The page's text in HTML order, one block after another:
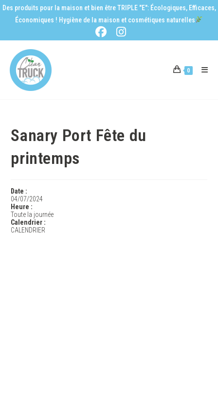
Des produits pour la maison et bien être TRIPLE "E": Écologiques, Efficaces,
Économiques ! Hygiène de la maison et cosmétiques naturelles
0
Sanary Port Fête du
printemps
Date :
04/07/2024
Heure :
Toute la journée
Calendrier :
CALENDRIER